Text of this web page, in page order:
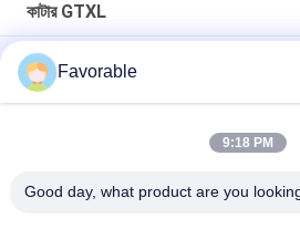
কাটার GTXL
ক্ল্যাম্প ড্রিল স্প্লিট হাব কাটার জন্য সংশোধিত GTXL
আসল অটো কাটার GTXL 586500067 কিট বেল্ট
238500035 অটো কাটার জিটিএক্সএল মেশিন
Favorable
9:18 PM
Good day, what product are you